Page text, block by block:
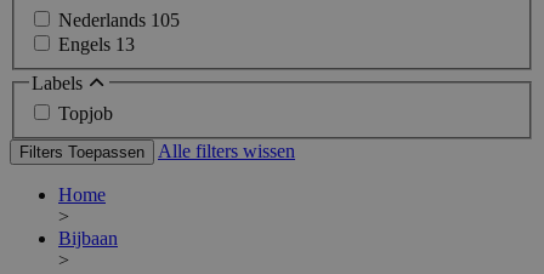
Nederlands 105
Engels 13
Labels
Topjob
Filters Toepassen Alle filters wissen
Home
>
Bijbaan
>